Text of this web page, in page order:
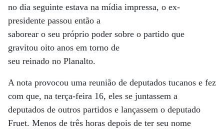
no dia seguinte estava na mídia impressa, o ex-
presidente passou então a
saborear o seu próprio poder sobre o partido que
gravitou oito anos em torno de
seu reinado no Planalto.
A nota provocou uma reunião de deputados tucanos e fez
com que, na terça-feira 16, eles se juntassem a
deputados de outros partidos e lançassem o deputado
Fruet. Menos de três horas depois de ter seu nome